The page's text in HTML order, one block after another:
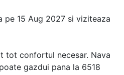
pe 15 Aug 2027 si viziteaza
tot confortul necesar. Nava
gazdui pana la 6518